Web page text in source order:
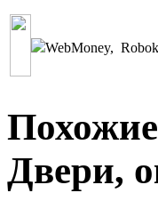
WebMoney,
Двери,